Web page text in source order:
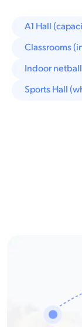
A1 Hall
Classrooms
Indoor
Sports Hall